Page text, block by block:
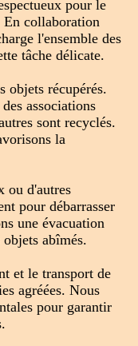
pour le
En collaboration
l'ensemble des
tâche délicate.
objets récupérés.
associations
sont recyclés.
la
ou d'autres
pour débarrasser
une évacuation
abîmés.
et le transport de
agréées. Nous
pour garantir